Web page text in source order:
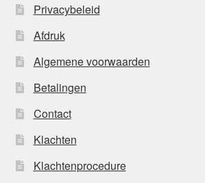
Privacybeleid
Afdruk
Algemene voorwaarden
Betalingen
Contact
Klachten
Klachtenprocedure